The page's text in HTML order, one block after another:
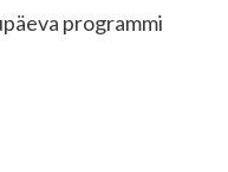
programmi